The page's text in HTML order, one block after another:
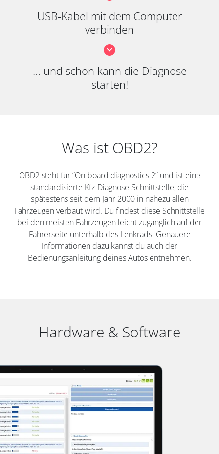
USB-Kabel mit dem Computer
verbinden
… und schon kann die Diagnose
starten!
Was ist OBD2?
OBD2 steht für “On-board diagnostics 2” und ist eine
standardisierte Kfz-Diagnose-Schnittstelle, die
spätestens seit dem Jahr 2000 in nahezu allen
Fahrzeugen verbaut wird. Du findest diese Schnittstelle
bei den meisten Fahrzeugen leicht zugänglich auf der
Fahrerseite unterhalb des Lenkrads. Genauere
Informationen dazu kannst du auch der
Bedienungsanleitung deines Autos entnehmen.
Hardware & Software